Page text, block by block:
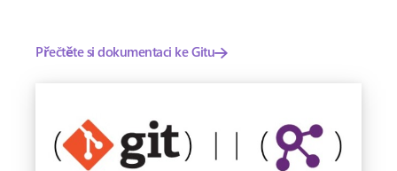
Přečtěte si dokumentaci ke Gitu